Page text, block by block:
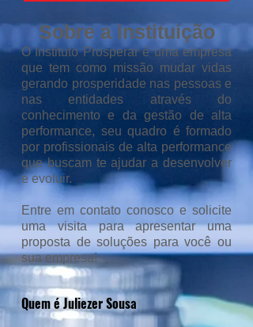
Sobre a instituição
O Instituto Prosperar é uma empresa
que tem como missão mudar vidas
gerando prosperidade nas pessoas e
nas entidades através do
conhecimento e da gestão de alta
performance, seu quadro é formado
por profissionais de alta performance
que buscam te ajudar a desenvolver
e evoluir.
Entre em contato conosco e solicite
uma visita para apresentar uma
proposta de soluções para você ou
sua empresa!
Quem é Juliezer Sousa